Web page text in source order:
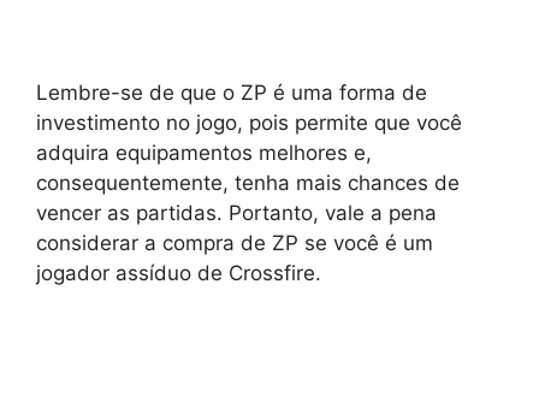
Lembre-se de que o ZP é uma forma de
investimento no jogo, pois permite que você
adquira equipamentos melhores e,
consequentemente, tenha mais chances de
vencer as partidas. Portanto, vale a pena
considerar a compra de ZP se você é um
jogador assíduo de Crossfire.